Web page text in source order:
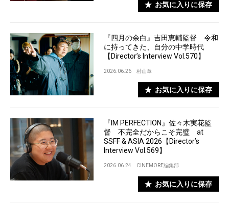
お気に入りに保存
『四月の余白』吉田恵輔監督 令和
に持ってきた、自分の中学時代
【Director’s Interview Vol.570】
2026.06.26 村山章
お気に入りに保存
『IM PERFECTION』佐々木実花監
督 不完全だからこそ完璧 at
SSFF & ASIA 2026【Director’s
Interview Vol.569】
2026.06.24 CINEMORE編集部
お気に入りに保存